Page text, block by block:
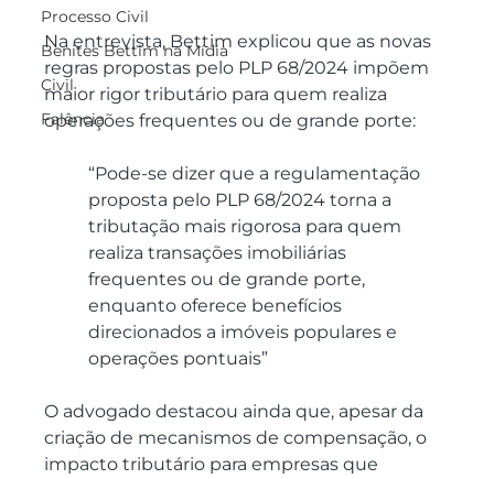
Processo Civil
Benites Bettim na Mídia
Civil
Falência
Na entrevista, Bettim explicou que as novas
regras propostas pelo PLP 68/2024 impõem
maior rigor tributário para quem realiza
operações frequentes ou de grande porte:
“Pode-se dizer que a regulamentação
proposta pelo PLP 68/2024 torna a
tributação mais rigorosa para quem
realiza transações imobiliárias
frequentes ou de grande porte,
enquanto oferece benefícios
direcionados a imóveis populares e
operações pontuais”
O advogado destacou ainda que, apesar da
criação de mecanismos de compensação, o
impacto tributário para empresas que